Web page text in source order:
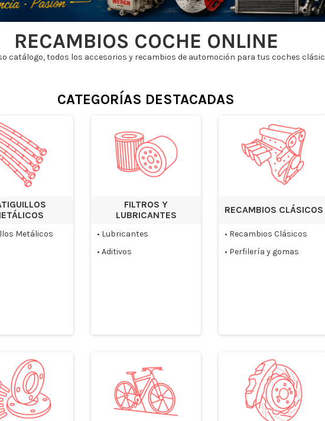
RECAMBIOS COCHE ONLINE
catálogo, todos los accesorios y recambios de automoción para tus coches
CATEGORÍAS DESTACADAS
Metálicos
FILTROS Y
LUBRICANTES
• Lubricantes
• Aditivos
RECAMBIOS CLÁSICOS
• Recambios Clásicos
• Perfilería y gomas